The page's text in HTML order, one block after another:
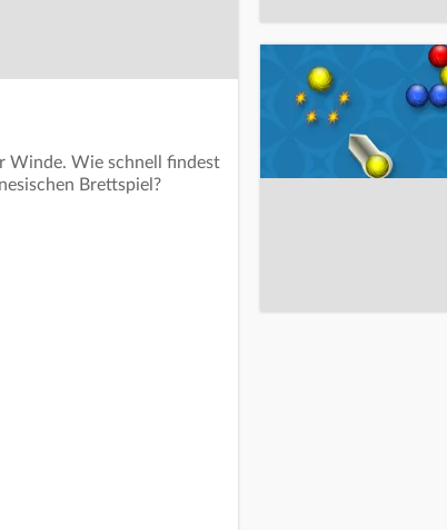
Winde. Wie schnell findest
Brettspiel?